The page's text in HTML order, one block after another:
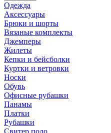
Одежда
Аксессуары
Брюки и шорты
Вязаные комплекты
Джемперы
Жилеты
Кепки и бейсболки
Куртки и ветровки
Носки
Обувь
Офисные рубашки
Панамы
Платки
Рубашки
Свитер поло